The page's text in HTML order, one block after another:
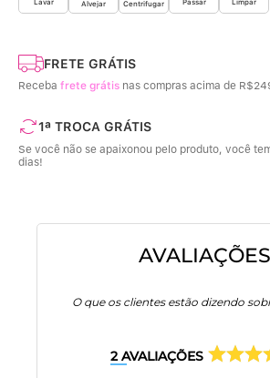
Alvejar Centrifugar Passar
FRETE GRÁTIS
Receba frete grátis nas compras acima de
1ª TROCA GRÁTIS
Se você não se apaixonou pelo produto, você
dias!
AVALIAÇÕES
O que os clientes estão dizendo
2 AVALIAÇÕES